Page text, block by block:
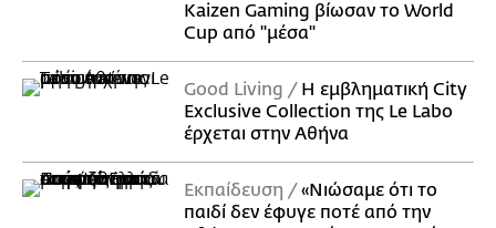
Kaizen Gaming βίωσαν το World
Cup από "μέσα"
Good Living
Η εμβληματική City
Exclusive Collection της Le Labo
έρχεται στην Αθήνα
Εκπαίδευση
«Νιώσαμε ότι το
παιδί δεν έφυγε ποτέ από την